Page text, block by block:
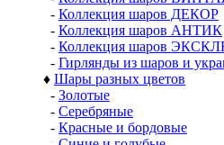
- Коллекция шаров ДЕКОР
- Коллекция шаров АНТИК
- Коллекция шаров
- Гирлянды из шаров и
♦ Шары разных цветов
- Золотые
- Серебряные
- Красные и бордовые